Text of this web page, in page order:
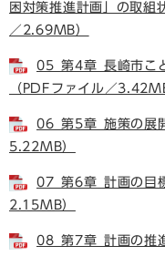
困対策推進計画」の取
／2.69MB）
05_第4章_長崎市こ
（PDFファイル／
06_第5章_施策の展
5.22MB）
07_第6章_計画の目
2.15MB）
08_第7章_計画の推